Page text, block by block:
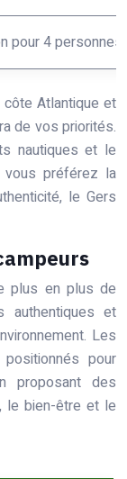
4 personnes)
Atlantique et
de vos priorités.
nautiques et le
vous préférez la
le Gers
plus en plus de
authentiques et
Les
pour
proposant des
le bien-être et le